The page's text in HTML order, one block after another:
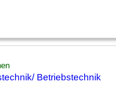
Betriebstechnik